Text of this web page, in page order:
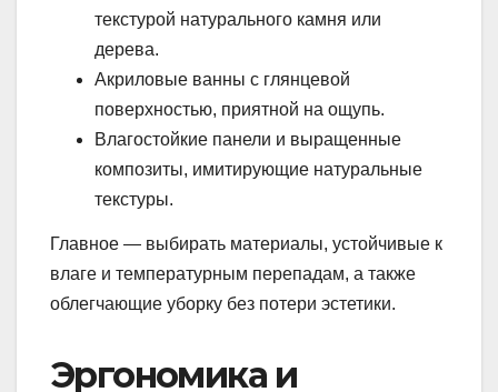
текстурой натурального камня или
дерева.
Акриловые ванны с глянцевой
поверхностью, приятной на ощупь.
Влагостойкие панели и выращенные
композиты, имитирующие натуральные
текстуры.
Главное — выбирать материалы, устойчивые к
влаге и температурным перепадам, а также
облегчающие уборку без потери эстетики.
Эргономика и